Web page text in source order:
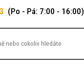
(Po - Pá: 7:00 - 16:00)